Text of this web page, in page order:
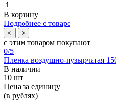
В корзину
Подробнее о товаре
< >
с этим товаром покупают
0/5
Пленка воздушно-пузырчатая
В наличии
10 шт
Цена за единицу
(в рублях)